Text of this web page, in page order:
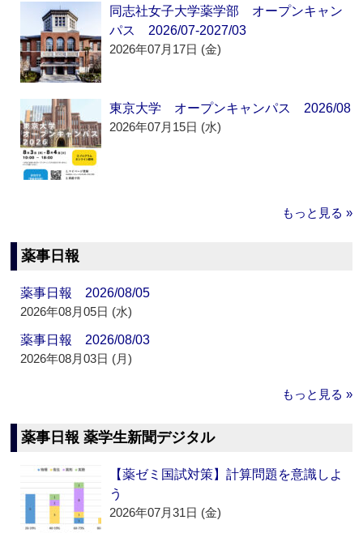
同志社女子大学薬学部 オープンキャン
パス 2026/07-2027/03
2026年07月17日 (金)
東京大学 オープンキャンパス 2026/08
2026年07月15日 (水)
もっと見る »
薬事日報
薬事日報 2026/08/05
2026年08月05日 (水)
薬事日報 2026/08/03
2026年08月03日 (月)
もっと見る »
薬事日報 薬学生新聞デジタル
【薬ゼミ国試対策】計算問題を意識しよ
う
2026年07月31日 (金)